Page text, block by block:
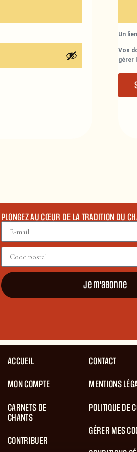
Un
Vos
gérer
PLONGEZ AU CŒUR DE LA TRADITION DU
Je m'abonne
ACCUEIL
MON COMPTE
CARNETS DE
CHANTS
CONTRIBUER
CONTACT
MENTIONS
POLITIQUE DE
GÉRER MES